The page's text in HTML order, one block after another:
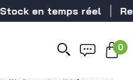
en temps réel
0